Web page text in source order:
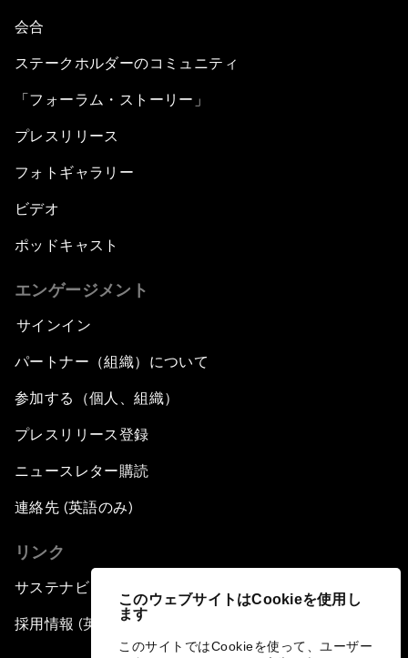
このウェブサイトはCookieを使用し
ます
このサイトではCookieを使って、ユーザー
会合
ステークホルダーのコミュニティ
「フォーラム・ストーリー」
プレスリリース
フォトギャラリー
ビデオ
ポッドキャスト
エンゲージメント
サインイン
パートナー（組織）について
参加する（個人、組織）
プレスリリース登録
ニュースレター購読
連絡先 (英語のみ)
リンク
サステナビリティへの取り組み
採用情報 (英語のみ)